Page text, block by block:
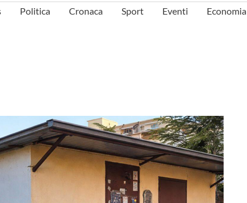
Politica Cronaca Sport Eventi Economia